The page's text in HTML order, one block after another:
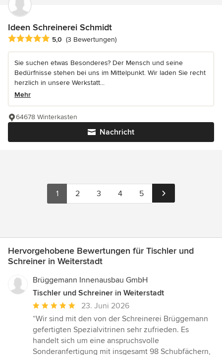
Ideen Schreinerei Schmidt
Durchschnittliche Bewertung: 5 von 5 Sternen
5,0 (3 Bewertungen)
Sie suchen etwas Besonderes? Der Mensch und seine
Bedürfnisse stehen bei uns im Mittelpunkt. Wir laden Sie recht
herzlich in unsere Werkstatt...
Mehr
Nachricht
64678 Winterkasten
1 2 3 4 5
Hervorgehobene Bewertungen für Tischler und
Schreiner in Weiterstadt
Brüggemann Innenausbau GmbH
Tischler und Schreiner in Weiterstadt
Durchschnittliche
Bewertung:
5
von
5
23. Juni 2026
“Wir sind mit den von der Schreinerei Brüggemann
gefertigten Spezialvitrinen sehr zufrieden. Es
handelt sich um eine anspruchsvolle
Sonderanfertigung mit insgesamt 98 Schubfächern,